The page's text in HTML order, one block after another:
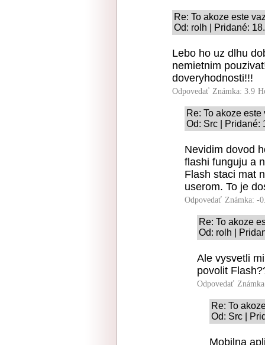
Re: To akoze este
Od: rolh | Pridané:
Lebo ho uz dlhu
nemietnim
doveryhodnosti!!!
Odpovedať Známka: 3.9
Re: To akoze
Od: Src | Pridané:
Nevidim dovod
flashi funguju a
Flash staci mat
userom. To je
Odpovedať Známka: -
Re: To akoze
Od: rolh |
Ale vysvetli
povolit
Odpovedať
Re: To
Od: Src |
Mobilna